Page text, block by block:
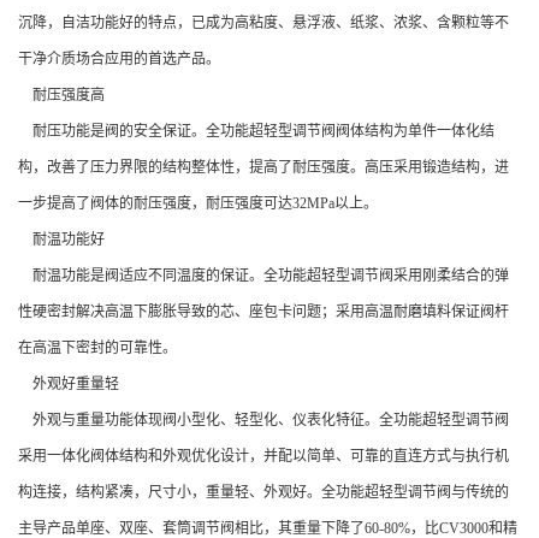
沉降，自洁功能好的特点，已成为高粘度、悬浮液、纸浆、浓浆、含颗粒等不
干净介质场合应用的首选产品。
耐压强度高
耐压功能是阀的安全保证。全功能超轻型调节阀阀体结构为单件一体化结
构，改善了压力界限的结构整体性，提高了耐压强度。高压采用锻造结构，进
一步提高了阀体的耐压强度，耐压强度可达32MPa以上。
耐温功能好
耐温功能是阀适应不同温度的保证。全功能超轻型调节阀采用刚柔结合的弹
性硬密封解决高温下膨胀导致的芯、座包卡问题；采用高温耐磨填料保证阀杆
在高温下密封的可靠性。
外观好重量轻
外观与重量功能体现阀小型化、轻型化、仪表化特征。全功能超轻型调节阀
采用一体化阀体结构和外观优化设计，并配以简单、可靠的直连方式与执行机
构连接，结构紧凑，尺寸小，重量轻、外观好。全功能超轻型调节阀与传统的
主导产品单座、双座、套筒调节阀相比，其重量下降了60-80%，比CV3000和精